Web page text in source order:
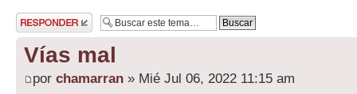
Publicar una
respuesta
Vías mal
por chamarran » Mié Jul 06, 2022 11:15 am